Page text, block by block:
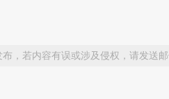
，若内容有误或涉及侵权，请发送